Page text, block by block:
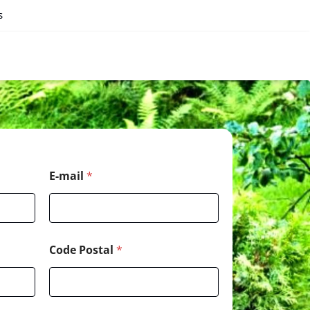
E-mail *
Code Postal *